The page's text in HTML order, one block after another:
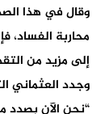
وقال في هذا
محاربة
إلى مزيد من
وجدد العثماني
“نحن الآن بصدد